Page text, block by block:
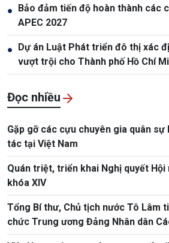
● Bảo đảm tiến độ hoàn thành các
APEC 2027
● Dự án Luật Phát triển đô thị xác
vượt trội cho Thành phố Hồ Chí
Đọc nhiều
Gặp gỡ các cựu chuyên gia quân
tác tại Việt Nam
Quán triệt, triển khai Nghị quyết
khóa XIV
Tổng Bí thư, Chủ tịch nước Tô Lâm
chức Trung ương Đảng Nhân dân